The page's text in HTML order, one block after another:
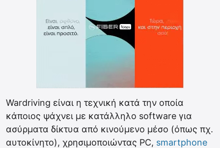
Wardriving είναι η τεχνική κατά την οποία
κάποιος ψάχνει με κατάλληλο software για
ασύρματα δίκτυα από κινούμενο μέσο (όπως πχ.
αυτοκίνητο), χρησιμοποιώντας PC, smartphone